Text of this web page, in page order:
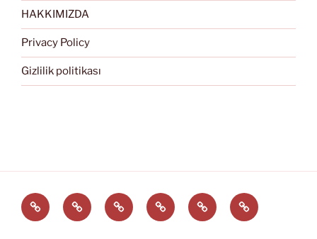
HAKKIMIZDA
Privacy Policy
Gizlilik politikası
Türkçe English Svenskaالعربية
中
文
EĞİTİM
ARAÇLARI